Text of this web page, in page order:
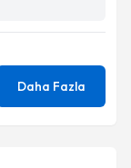
Daha Fazla